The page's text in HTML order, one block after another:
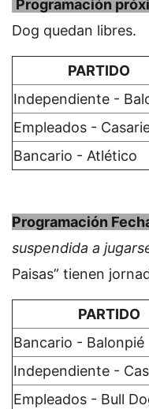
Programación
Dog quedan libres.
PARTIDO
Independiente -
Empleados -
Bancario - Atlético
Programación
suspendida a
Paisas” tienen
PARTIDO
Bancario - Balonpié
Independiente -
Empleados - Bull